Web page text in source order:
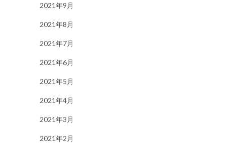
2021年9月
2021年8月
2021年7月
2021年6月
2021年5月
2021年4月
2021年3月
2021年2月